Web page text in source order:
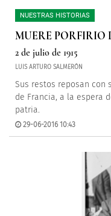
NUESTRAS HISTORIAS
MUERE PORFIRIO
2 de julio de 1915
LUIS ARTURO SALMERÓN
Sus restos reposan con
de Francia, a la espera
patria.
29-06-2016 10:43